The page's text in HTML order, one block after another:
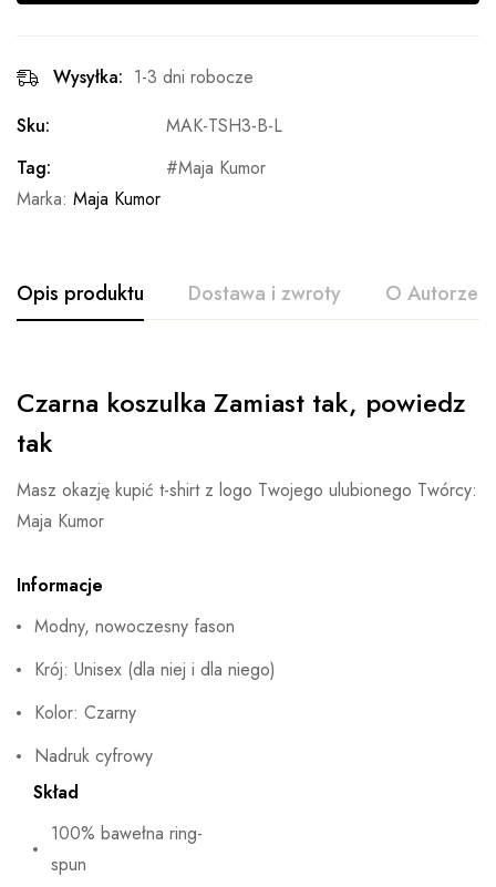
Wysyłka: 1-3 dni robocze
Sku:
MAK-TSH3-B-L
Tag:
Maja Kumor
Marka: Maja Kumor
Opis produktu Dostawa i zwroty O Autorze
Czarna koszulka Zamiast tak, powiedz
tak
Masz okazję kupić t-shirt z logo Twojego ulubionego Twórcy:
Maja Kumor
Informacje
Modny, nowoczesny fason
Krój: Unisex (dla niej i dla niego)
Kolor: Czarny
Nadruk cyfrowy
Skład
100% bawełna ring-
spun